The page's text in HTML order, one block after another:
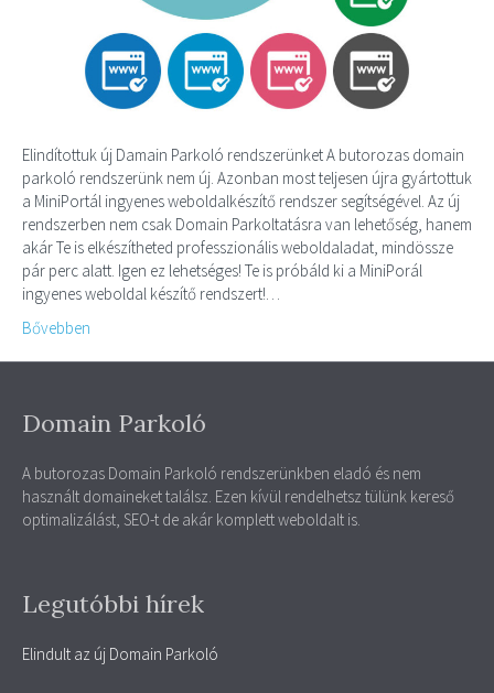
Elindítottuk új Damain Parkoló rendszerünket A butorozas domain
parkoló rendszerünk nem új. Azonban most teljesen újra gyártottuk
a MiniPortál ingyenes weboldalkészítő rendszer segítségével. Az új
rendszerben nem csak Domain Parkoltatásra van lehetőség, hanem
akár Te is elkészítheted professzionális weboldaladat, mindössze
pár perc alatt. Igen ez lehetséges! Te is próbáld ki a MiniPorál
ingyenes weboldal készítő rendszert!…
Bővebben
Domain Parkoló
A butorozas Domain Parkoló rendszerünkben eladó és nem
használt domaineket találsz. Ezen kívül rendelhetsz tülünk kereső
optimalizálást, SEO-t de akár komplett weboldalt is.
Legutóbbi hírek
Elindult az új Domain Parkoló